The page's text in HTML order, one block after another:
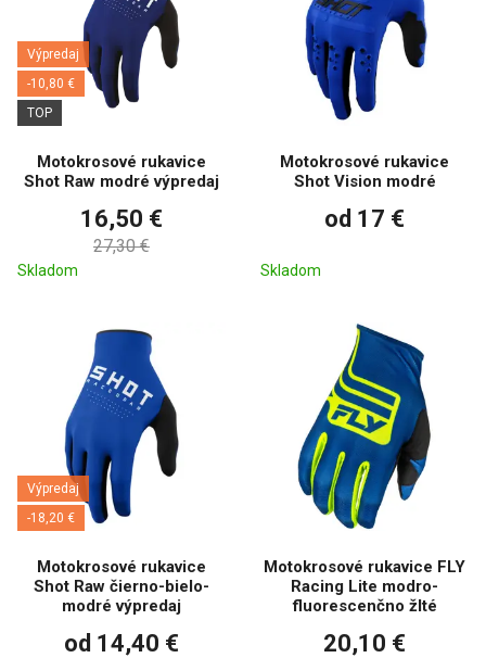
Výpredaj
-10,80 €
TOP
Motokrosové rukavice
Shot Raw modré výpredaj
16,50 €
27,30 €
Skladom
Motokrosové rukavice
Shot Vision modré
od 17 €
Skladom
Výpredaj
-18,20 €
Motokrosové rukavice
Shot Raw čierno-bielo-
modré výpredaj
od 14,40 €
Motokrosové rukavice FLY
Racing Lite modro-
fluorescenčno žlté
20,10 €